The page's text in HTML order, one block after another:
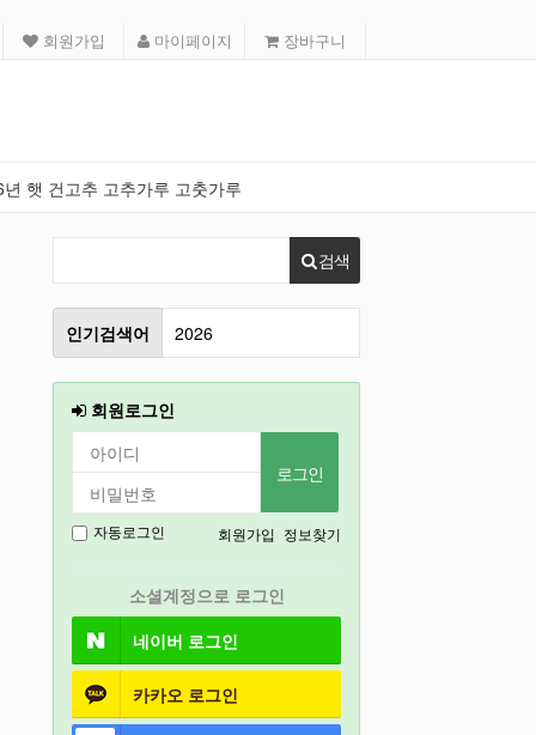
회원가입 마이페이지 장바구니
햇 건고추 고추가루 고춧가루
검색
인기검색어
철원
인천
강릉
2027
경기도
2026
회원로그인
자동로그인 회원가입 정보찾기
소셜계정으로 로그인
네이버 로그인
카카오 로그인